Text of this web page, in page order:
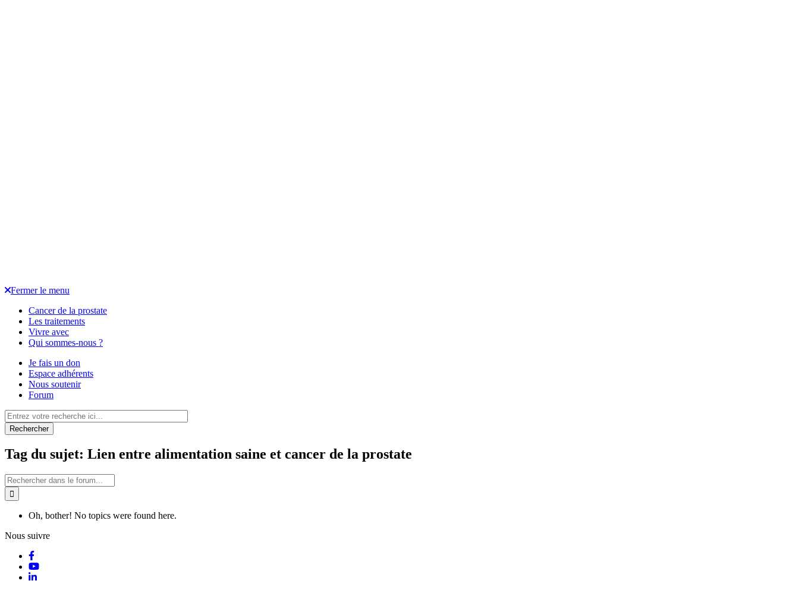
Fermer le menu
Cancer de la prostate
Les traitements
Vivre avec
Qui sommes-nous ?
Je fais un don
Espace adhérents
Nous soutenir
Forum
Rechercher
Tag du sujet: Lien entre alimentation saine et cancer de la prostate
Search
for:
Oh, bother! No topics were found here.
Nous suivre